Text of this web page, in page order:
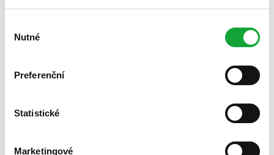
souhlasu
Nutné
Preferenční
Statistické
Marketingové